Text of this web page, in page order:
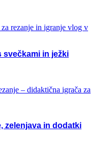
svečkami in ježki
zelenjava in dodatki